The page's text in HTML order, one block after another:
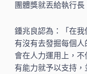
團體獎就丟給執行長
鍾兆良認為：「在
有沒有去發掘每個
會在人力運用上，
有能力就予以支持